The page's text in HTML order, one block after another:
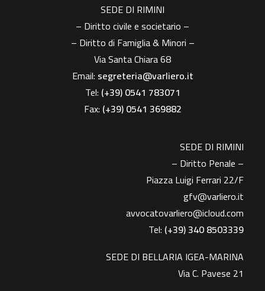
SEDE DI RIMINI
– Diritto civile e societario –
– Diritto di Famiglia & Minori –
Via Santa Chiara 68
Email: segreteria@varliero.it
Tel: (+39) 0541 783071
Fax: (+39)0541 369882
SEDE DI RIMINI
– Diritto Penale –
Piazza Luigi Ferrari 22/F
gfv@varliero.it
avvocatovarliero@icloud.com
Tel: (+39) 340 8503339
SEDE DI BELLARIA IGEA-MARINA
Via C. Pavese 21